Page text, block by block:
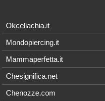
Okceliachia.it
Mondopiercing.it
Mammaperfetta.it
Chesignifica.net
Chenozze.com